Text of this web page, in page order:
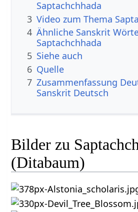
Saptachchhada
3 Video zum Thema
4 Ähnliche Sanskrit
Saptachchhada
5 Siehe auch
6 Quelle
7 Zusammenfassung
Sanskrit Deutsch
Bilder zu
(Ditabaum)